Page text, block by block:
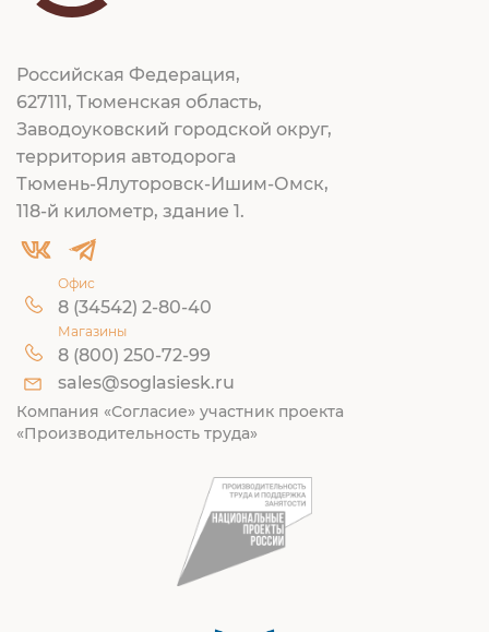
Российская Федерация,
627111, Тюменская область,
Заводоуковский городской округ,
территория автодорога
Тюмень-Ялуторовск-Ишим-Омск,
118-й километр, здание 1.
Офис
8 (34542) 2-80-40
Магазины
8 (800) 250-72-99
sales@soglasiesk.ru
Компания «Согласие» участник проекта
«Производительность труда»